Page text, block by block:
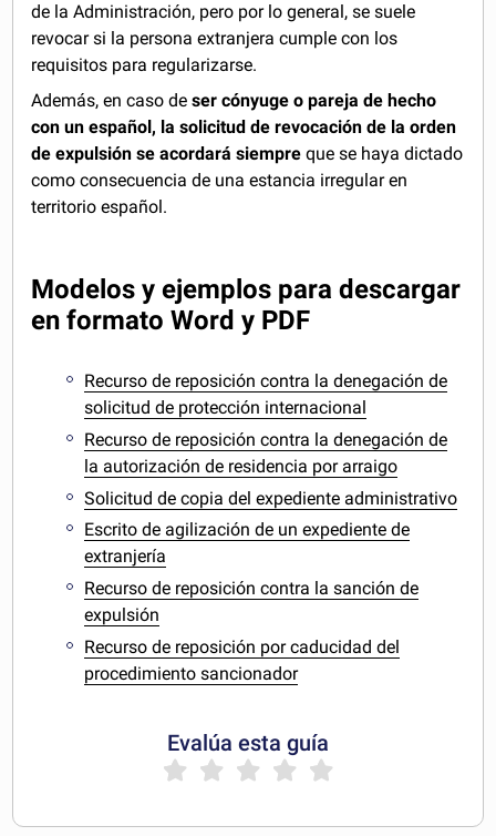
de la Administración, pero por lo general, se suele
revocar si la persona extranjera cumple con los
requisitos para regularizarse.
Además, en caso deser cónyuge o pareja de hecho
con un español, la solicitud de revocación de la orden
de expulsión se acordará siempre que se haya dictado
como consecuencia de una estancia irregular en
territorio español.
Modelos y ejemplos para descargar
en formato Word y PDF
Recurso de reposición contra la denegación de
solicitud de protección internacional
Recurso de reposición contra la denegación de
la autorización de residencia por arraigo
Solicitud de copia del expediente administrativo
Escrito de agilización de un expediente de
extranjería
Recurso de reposición contra la sanción de
expulsión
Recurso de reposición por caducidad del
procedimiento sancionador
Evalúa esta guía